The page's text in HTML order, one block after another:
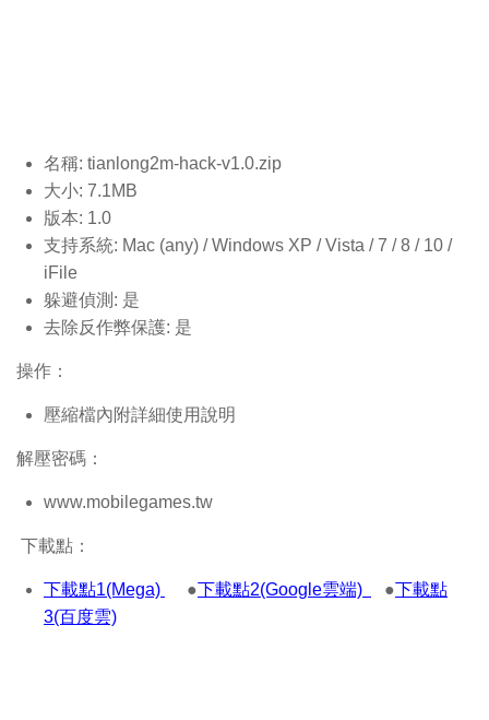
名稱: tianlong2m-hack-v1.0.zip
大小: 7.1MB
版本: 1.0
支持系統: Mac (any) / Windows XP / Vista / 7 / 8 / 10 /
iFile
躲避偵測: 是
去除反作弊保護: 是
操作：
壓縮檔內附詳細使用說明
解壓密碼：
www.mobilegames.tw
下載點：
下載點1(Mega) ●下載點2(Google雲端) ●下載點
3(百度雲)